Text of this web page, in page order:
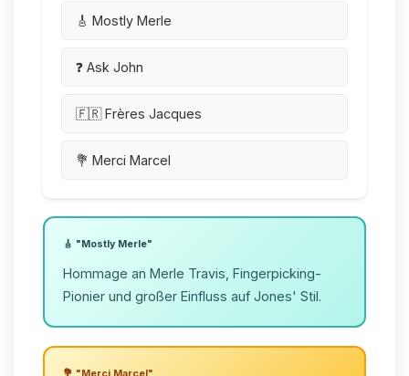
🎸 Mostly Merle
❓ Ask John
🇫🇷 Frères Jacques
💐 Merci Marcel
🎸 "Mostly Merle"
Hommage an Merle Travis, Fingerpicking-
Pionier und großer Einfluss auf Jones' Stil.